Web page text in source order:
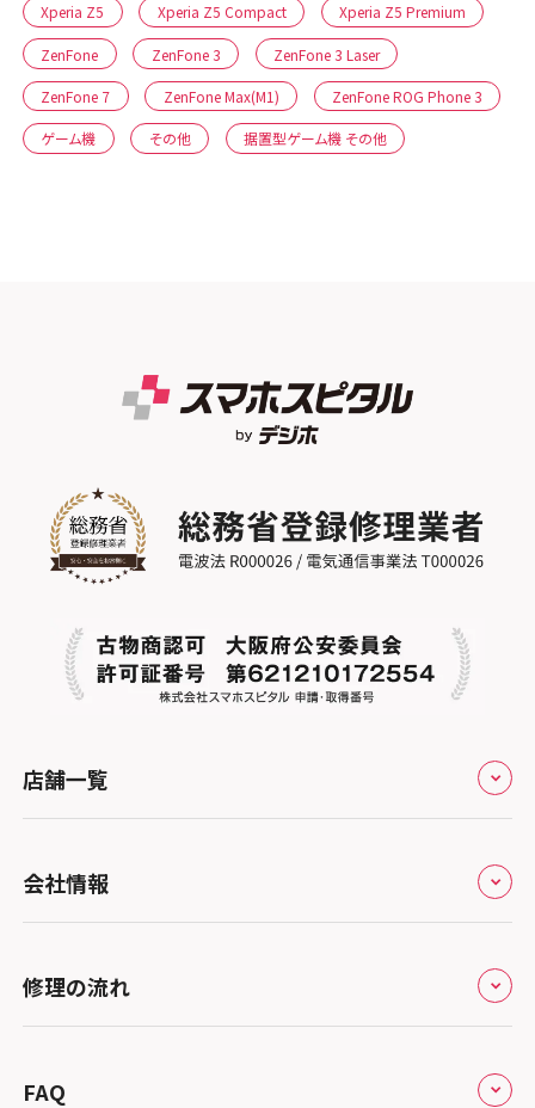
Xperia Z5 Xperia Z5 Compact Xperia Z5 Premium
ZenFone ZenFone 3 ZenFone 3 Laser
ZenFone 7 ZenFone Max(M1) ZenFone ROG Phone 3
ゲーム機 その他 据置型ゲーム機 その他
店舗一覧
北海道・東北
スマホスピタル大丸札幌
関東
スマホスピタル宇都宮
スマホスピタル 高崎
北陸・甲信越
スマホスピタルアル・プラザ小松
東海
会社情報
会社概要
修理の流れ
FAQ